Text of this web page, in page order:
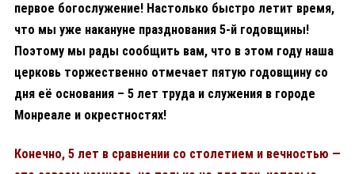
первое богослужение! Настолько быстро летит время,
что мы уже накануне празднования 5-й годовщины!
Поэтому мы рады сообщить вам, что в этом году наша
церковь торжественно отмечает пятую годовщину со
дня её основания – 5 лет труда и служения в городе
Монреале и окрестностях!
Конечно, 5 лет в сравнении со столетием и вечностью —